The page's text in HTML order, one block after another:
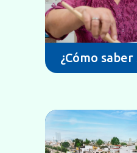
¿Cómo
gas es